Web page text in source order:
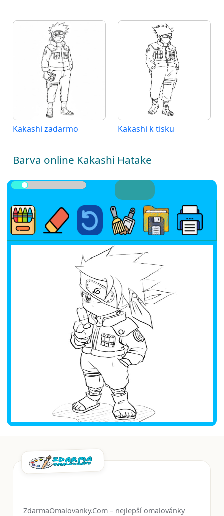
Kakashi zadarmo Kakashi k tisku
Barva online Kakashi Hatake
ZdarmaOmalovanky.Com – nejlepší omalovánky